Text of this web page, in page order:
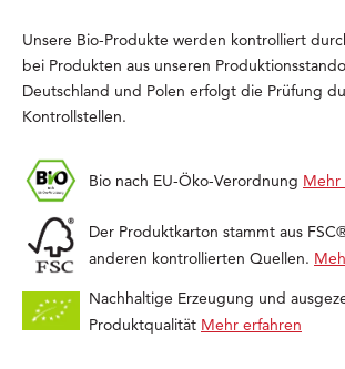
Unsere Bio-Produkte werden kontrolliert
bei Produkten aus unseren
Deutschland und Polen erfolgt die Prüfung
Kontrollstellen.
Bio nach EU-Öko-Verordnung Mehr
Der Produktkarton stammt aus
anderen kontrollierten Quellen.
Nachhaltige Erzeugung und
Produktqualität Mehr erfahren